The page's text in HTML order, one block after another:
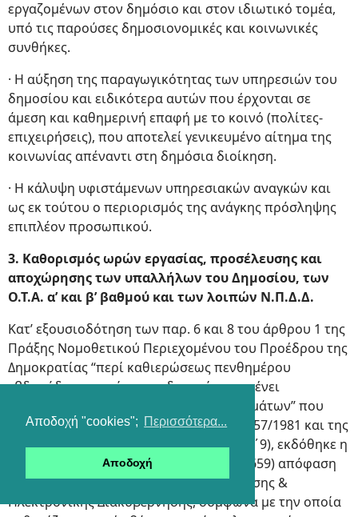
Αποδοχή "cookies"; Περισσότερα...
Αποδοχή
εργαζομένων στον δημόσιο και στον ιδιωτικό τομέα,
υπό τις παρούσες δημοσιονομικές και κοινωνικές
συνθήκες.
· Η αύξηση της παραγωγικότητας των υπηρεσιών του
δημοσίου και ειδικότερα αυτών που έρχονται σε
άμεση και καθημερινή επαφή με το κοινό (πολίτες-
επιχειρήσεις), που αποτελεί γενικευμένο αίτημα της
κοινωνίας απέναντι στη δημόσια διοίκηση.
· Η κάλυψη υφιστάμενων υπηρεσιακών αναγκών και
ως εκ τούτου ο περιορισμός της ανάγκης πρόσληψης
επιπλέον προσωπικού.
3. Καθορισμός ωρών εργασίας, προσέλευσης και
αποχώρησης των υπαλλήλων του Δημοσίου, των
Ο.Τ.Α. α’ και β’ βαθμού και των λοιπών Ν.Π.Δ.Δ.
Κατ’ εξουσιοδότηση των παρ. 6 και 8 του άρθρου 1 της
Πράξης Νομοθετικού Περιεχομένου του Προέδρου της
Δημοκρατίας “περί καθιερώσεως πενθημέρου
εβδομάδος εργασίας των δημοσίων εν γένει
υπηρεσιών και ρυθμίσεως συναφών θεμάτων” που
κυρώθηκε με το άρθρο πρώτο του Ν. 1157/1981 και της
παρ. 5 του άρθρου 8 του Ν.2880/2001 (Α΄9), εκδόθηκε η
αριθμ. ΔΙΑΔΠ/ΦΒ1/14757/25-7-2011 (Β’ 1659) απόφαση
του Υπουργού Διοικητικής Μεταρρύθμισης &
Ηλεκτρονικής Διακυβέρνησης, σύμφωνα με την οποία